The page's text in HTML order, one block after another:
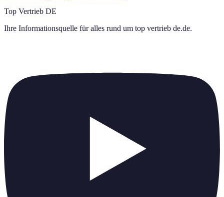
Top Vertrieb DE
Ihre Informationsquelle für alles rund um top vertrieb de.de.